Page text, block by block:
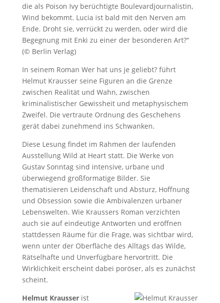
die als Poison Ivy berüchtigte Boulevardjournalistin,
Wind bekommt. Lucia ist bald mit den Nerven am
Ende. Droht sie, verrückt zu werden, oder wird die
Begegnung mit Enki zu einer der besonderen Art?“
(© Berlin Verlag)
In seinem Roman Wer hat uns je geliebt? führt
Helmut Krausser seine Figuren an die Grenze
zwischen Realität und Wahn, zwischen
kriminalistischer Gewissheit und metaphysischem
Zweifel. Die vertraute Ordnung des Geschehens
gerät dabei zunehmend ins Schwanken.
Diese Lesung findet im Rahmen der laufenden
Ausstellung Wild at Heart statt. Die Werke von
Gustav Sonntag sind intensive, urbane und
überwiegend großformatige Bilder. Sie
thematisieren Leidenschaft und Absturz, Hoffnung
und Obsession sowie die Ambivalenzen urbaner
Lebenswelten. Wie Kraussers Roman verzichten
auch sie auf eindeutige Antworten und eröffnen
stattdessen Räume für die Frage, was sichtbar wird,
wenn unter der Oberfläche des Alltags das Wilde,
Rätselhafte und Unverfügbare hervortritt. Die
Wirklichkeit erscheint dabei poröser, als es zunächst
scheint.
Helmut Krausserist